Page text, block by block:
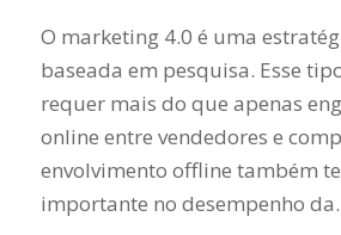
O marketing 4.0 é uma
baseada em pesquisa. Esse
requer mais do que apenas
online entre vendedores e
envolvimento offline também
importante no desempenho